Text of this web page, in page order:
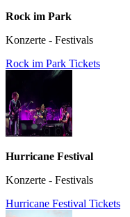
Rock im Park
Konzerte - Festivals
Rock im Park Tickets
Hurricane Festival
Konzerte - Festivals
Hurricane Festival Tickets